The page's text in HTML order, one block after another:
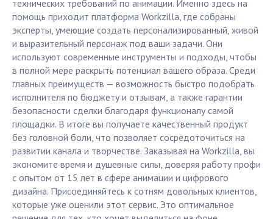
технических требований по анимации. Именно здесь на
помощь приходит платформа Workzilla, где собраны
эксперты, умеющие создать персонализированный, живой
и выразительный персонаж под ваши задачи. Они
используют современные инструменты и подходы, чтобы
в полной мере раскрыть потенциал вашего образа. Среди
главных преимуществ — возможность быстро подобрать
исполнителя по бюджету и отзывам, а также гарантии
безопасности сделки благодаря функционалу самой
площадки. В итоге вы получаете качественный продукт
без головной боли, что позволяет сосредоточиться на
развитии канала и творчестве. Заказывая на Workzilla, вы
экономите время и душевные силы, доверяя работу профи
с опытом от 15 лет в сфере анимации и цифрового
дизайна. Присоединяйтесь к сотням довольных клиентов,
которые уже оценили этот сервис. Это оптимальное